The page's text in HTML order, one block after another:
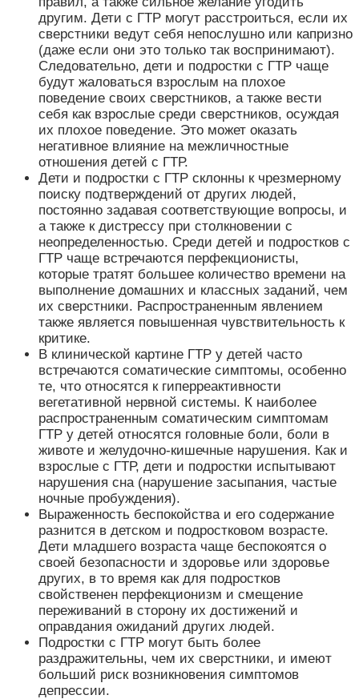
другим. Дети с ГТР могут расстроиться, если их
сверстники ведут себя непослушно или капризно
(даже если они это только так воспринимают).
Следовательно, дети и подростки с ГТР чаще
будут жаловаться взрослым на плохое
поведение своих сверстников, а также вести
себя как взрослые среди сверстников, осуждая
их плохое поведение. Это может оказать
негативное влияние на межличностные
отношения детей с ГТР.
Дети и подростки с ГТР склонны к чрезмерному
поиску подтверждений от других людей,
постоянно задавая соответствующие вопросы, и
а также к дистрессу при столкновении с
неопределенностью. Среди детей и подростков с
ГТР чаще встречаются перфекционисты,
которые тратят большее количество времени на
выполнение домашних и классных заданий, чем
их сверстники. Распространенным явлением
также является повышенная чувствительность к
критике.
В клинической картине ГТР у детей часто
встречаются соматические симптомы, особенно
те, что относятся к гиперреактивности
вегетативной нервной системы. К наиболее
распространенным соматическим симптомам
ГТР у детей относятся головные боли, боли в
животе и желудочно-кишечные нарушения. Как и
взрослые с ГТР, дети и подростки испытывают
нарушения сна (нарушение засыпания, частые
ночные пробуждения).
Выраженность беспокойства и его содержание
разнится в детском и подростковом возрасте.
Дети младшего возраста чаще беспокоятся о
своей безопасности и здоровье или здоровье
других, в то время как для подростков
свойственен перфекционизм и смещение
переживаний в сторону их достижений и
оправдания ожиданий других людей.
Подростки с ГТР могут быть более
раздражительны, чем их сверстники, и имеют
больший риск возникновения симптомов
депрессии.